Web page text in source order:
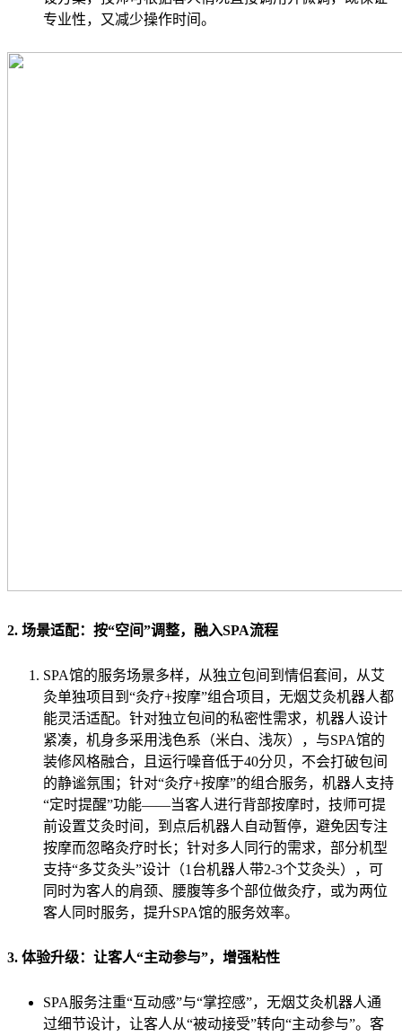
专业性，又减少操作时间。
2. 场景适配：按“空间”调整，融入SPA流程
SPA馆的服务场景多样，从独立包间到情侣套间，从艾
灸单独项目到“灸疗+按摩”组合项目，无烟艾灸机器人都
能灵活适配。针对独立包间的私密性需求，机器人设计
紧凑，机身多采用浅色系（米白、浅灰），与SPA馆的
装修风格融合，且运行噪音低于40分贝，不会打破包间
的静谧氛围；针对“灸疗+按摩”的组合服务，机器人支持
“定时提醒”功能——当客人进行背部按摩时，技师可提
前设置艾灸时间，到点后机器人自动暂停，避免因专注
按摩而忽略灸疗时长；针对多人同行的需求，部分机型
支持“多艾灸头”设计（1台机器人带2-3个艾灸头），可
同时为客人的肩颈、腰腹等多个部位做灸疗，或为两位
客人同时服务，提升SPA馆的服务效率。
3. 体验升级：让客人“主动参与”，增强粘性
SPA服务注重“互动感”与“掌控感”，无烟艾灸机器人通
过细节设计，让客人从“被动接受”转向“主动参与”。客